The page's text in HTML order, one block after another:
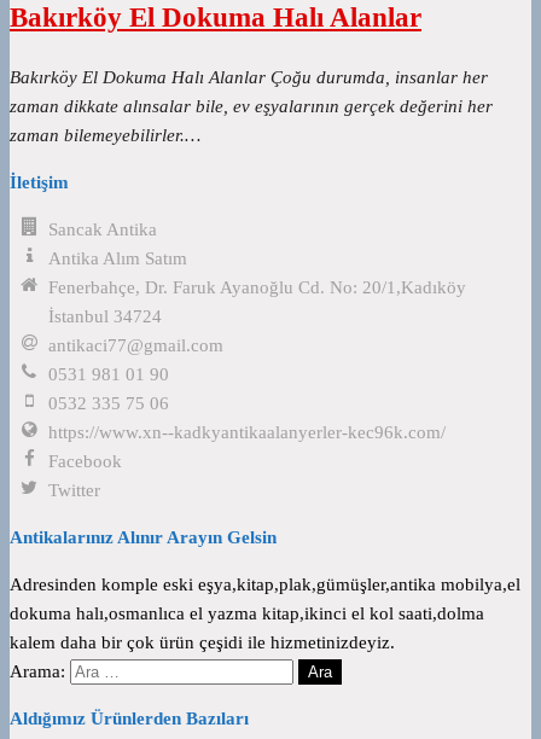
Bakırköy El Dokuma Halı Alanlar
Bakırköy El Dokuma Halı Alanlar Çoğu durumda, insanlar her
zaman dikkate alınsalar bile, ev eşyalarının gerçek değerini her
zaman bilemeyebilirler.…
İletişim
Sancak Antika
Antika Alım Satım
Fenerbahçe, Dr. Faruk Ayanoğlu Cd. No: 20/1,Kadıköy
İstanbul 34724
antikaci77@gmail.com
0531 981 01 90
0532 335 75 06
https://www.xn--kadkyantikaalanyerler-kec96k.com/
Facebook
Twitter
Antikalarınız Alınır Arayın Gelsin
Adresinden komple eski eşya,kitap,plak,gümüşler,antika mobilya,el
dokuma halı,osmanlıca el yazma kitap,ikinci el kol saati,dolma
kalem daha bir çok ürün çeşidi ile hizmetinizdeyiz.
Arama:
Aldığımız Ürünlerden Bazıları